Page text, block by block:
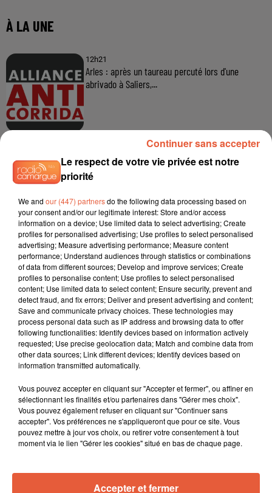
À LA UNE
12h21
Arles : après un taureau percuté lors d'une
abrivado à Saliers,...
Le respect de votre vie privée est notre
priorité
We and our (447) partnersdo the following data processing based on
your consent and/or our legitimate interest: Store and/or access
information on a device; Use limited data to select advertising; Create
profiles for personalised advertising; Use profiles to select personalised
advertising; Measure advertising performance; Measure content
performance; Understand audiences through statistics or combinations
of data from different sources; Develop and improve services; Create
profiles to personalise content; Use profiles to select personalised
content; Use limited data to select content; Ensure security, prevent and
detect fraud, and fix errors; Deliver and present advertising and content;
Save and communicate privacy choices. These technologies may
process personal data such as IP address and browsing data to offer
following functionalities: Identify devices based on information actively
requested; Use precise geolocation data; Match and combine data from
other data sources; Link different devices; Identify devices based on
information transmitted automatically.
Vous pouvez accepter en cliquant sur "Accepter et fermer", ou affiner en
sélectionnant les finalités et/ou partenaires dans "Gérer mes choix".
Vous pouvez également refuser en cliquant sur "Continuer sans
accepter". Vos préférences ne s'appliqueront que pour ce site. Vous
pouvez mettre à jour vos choix, ou retirer votre consentement à tout
moment via le lien "Gérer les cookies" situé en bas de chaque page.
Accepter et fermer
Continuer sans accepter